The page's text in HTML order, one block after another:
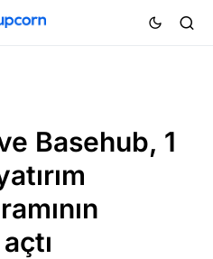
Basehub, 1